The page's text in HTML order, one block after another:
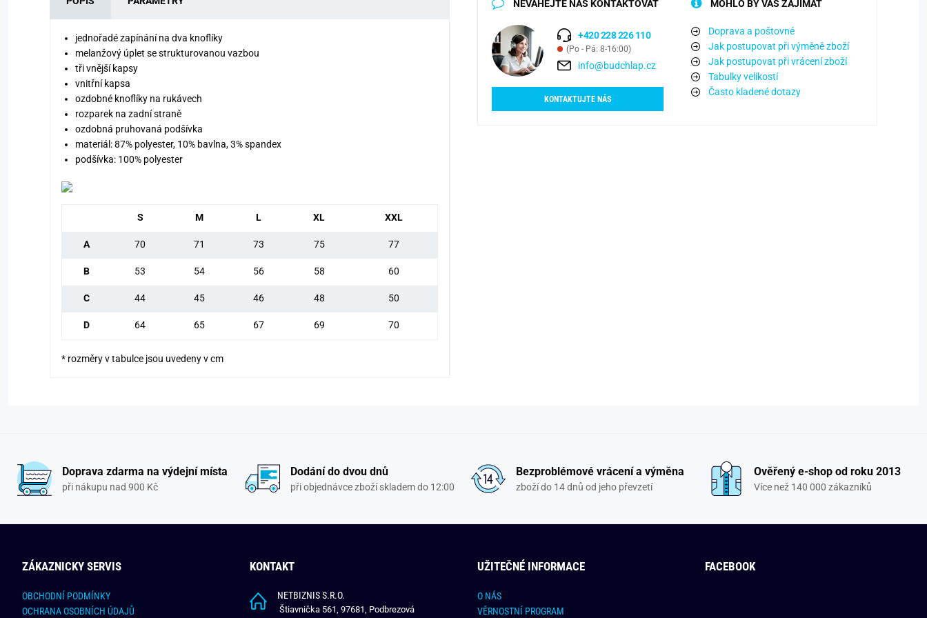
jednořadé zapínání na dva knoflíky
melanžový úplet se strukturovanou vazbou
tři vnější kapsy
vnitřní kapsa
ozdobné knoflíky na rukávech
rozparek na zadní straně
ozdobná pruhovaná podšívka
materiál: 87% polyester, 10% bavlna, 3% spandex
podšívka: 100% polyester
S M L XL XXL
A 70 71 73 75 77
B 53 54 56 58 60
C 44 45 46 48 50
D 64 65 67 69 70
* rozměry v tabulce jsou uvedeny v cm
NEVÁHEJTE NÁS KONTAKTOVAT
+420 228 226 110
(Po - Pá: 8-16:00)
info@budchlap.cz
KONTAKTUJTE NÁS
MOHLO BY VÁS ZAJÍMAT
Doprava a poštovné
Jak postupovat při výměně zboží
Jak postupovat při vrácení zboží
Tabulky velikostí
Často kladené dotazy
Doprava zdarma na výdejní místa
při nákupu nad 900 Kč
Dodání do dvou dnů
při objednávce zboží skladem do 12:00
Bezproblémové vrácení a výměna
zboží do 14 dnů od jeho převzetí
Ověřený e-shop od roku 2013
Více než 140 000 zákazníků
ZÁKAZNICKY SERVIS
OBCHODNÍ PODMÍNKY
OCHRANA OSOBNÍCH ÚDAJŮ
KONTAKT
NETBIZNIS S.R.O.
Štiavnička 561, 97681, Podbrezová
UŽITEČNÉ INFORMACE
O NÁS
VĚRNOSTNÍ PROGRAM
FACEBOOK